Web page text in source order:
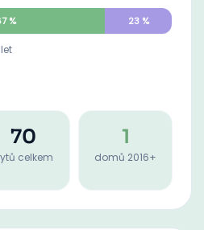
% 23%
70
celkem
1
domů 2016+